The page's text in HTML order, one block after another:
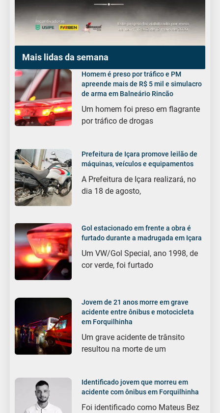
Mais lidas da semana
Homem é preso por tráfico e PM
apreende mais de R$ 5 mil e simulacro
de arma em Balneário Rincão
Um homem foi preso em flagrante
por tráfico de drogas
Prefeitura de Içara promove leilão de
máquinas, veículos e equipamentos
A Prefeitura de Içara realizará, no
dia 18 de agosto,
Gol estacionado em frente a obra é
furtado durante a madrugada em Içara
Um VW/Gol Special, ano 1998, de
cor verde, foi furtado
Jovem de 21 anos morre em grave
acidente entre ônibus e motocicleta
em Forquilhinha
Um grave acidente de trânsito
resultou na morte de um
Identificado jovem que morreu em
acidente com ônibus em Forquilhinha
Foi identificado como Mateus Bez